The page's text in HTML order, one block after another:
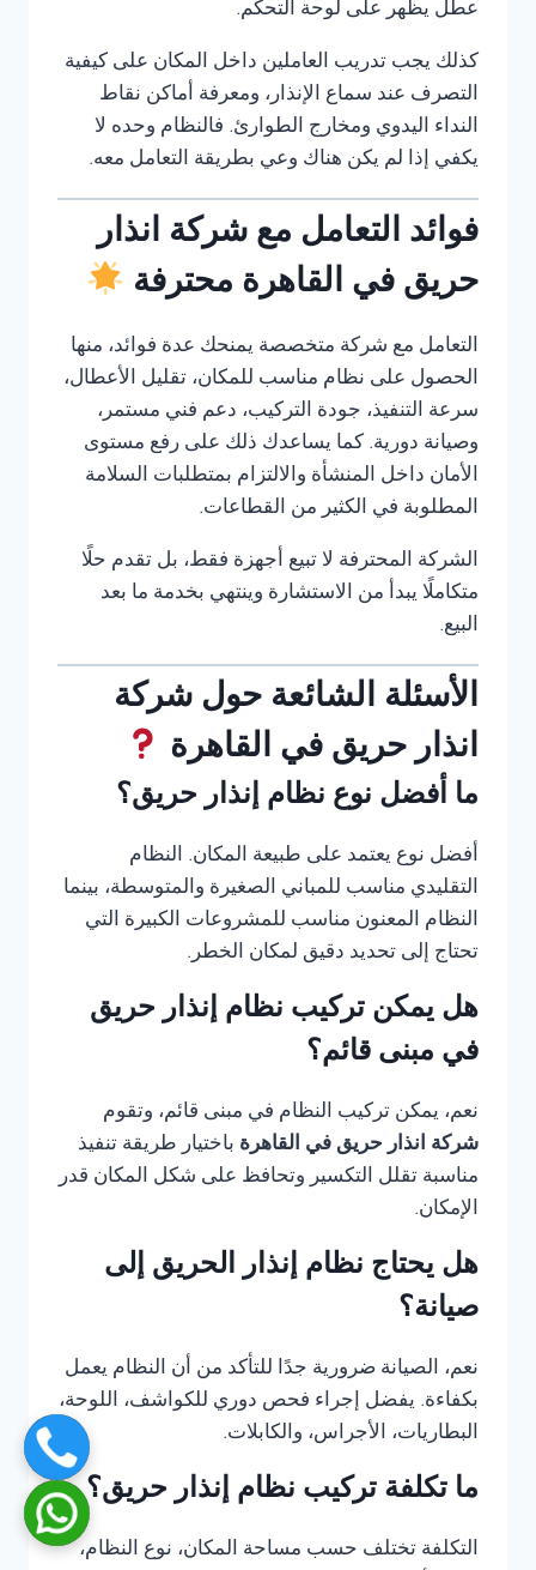
عطل يظهر على لوحة التحكم.
كذلك يجب تدريب العاملين داخل المكان على كيفية
التصرف عند سماع الإنذار، ومعرفة أماكن نقاط
النداء اليدوي ومخارج الطوارئ. فالنظام وحده لا
يكفي إذا لم يكن هناك وعي بطريقة التعامل معه.
فوائد التعامل مع شركة انذار
حريق في القاهرة محترفة
التعامل مع شركة متخصصة يمنحك عدة فوائد، منها
الحصول على نظام مناسب للمكان، تقليل الأعطال،
سرعة التنفيذ، جودة التركيب، دعم فني مستمر،
وصيانة دورية. كما يساعدك ذلك على رفع مستوى
الأمان داخل المنشأة والالتزام بمتطلبات السلامة
المطلوبة في الكثير من القطاعات.
الشركة المحترفة لا تبيع أجهزة فقط، بل تقدم حلًا
متكاملًا يبدأ من الاستشارة وينتهي بخدمة ما بعد
البيع.
الأسئلة الشائعة حول شركة
انذار حريق في القاهرة
ما أفضل نوع نظام إنذار حريق؟
أفضل نوع يعتمد على طبيعة المكان. النظام
التقليدي مناسب للمباني الصغيرة والمتوسطة، بينما
النظام المعنون مناسب للمشروعات الكبيرة التي
تحتاج إلى تحديد دقيق لمكان الخطر.
هل يمكن تركيب نظام إنذار حريق
في مبنى قائم؟
نعم، يمكن تركيب النظام في مبنى قائم، وتقوم
شركة انذار حريق في القاهرة باختيار طريقة تنفيذ
مناسبة تقلل التكسير وتحافظ على شكل المكان قدر
الإمكان.
هل يحتاج نظام إنذار الحريق إلى
صيانة؟
نعم، الصيانة ضرورية جدًا للتأكد من أن النظام يعمل
بكفاءة. يفضل إجراء فحص دوري للكواشف، اللوحة،
البطاريات، الأجراس، والكابلات.
ما تكلفة تركيب نظام إنذار حريق؟
التكلفة تختلف حسب مساحة المكان، نوع النظام،